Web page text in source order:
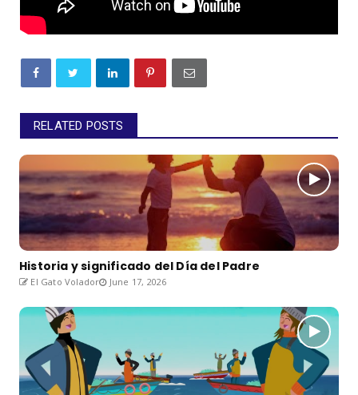
RELATED POSTS
Historia y significado del Día del Padre
El Gato Volador June 17, 2026